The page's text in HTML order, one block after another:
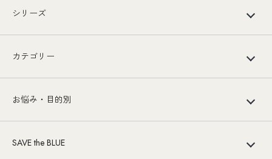
シリーズ
カテゴリー
お悩み・目的別
SAVE the BLUE